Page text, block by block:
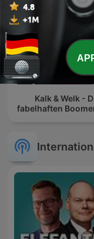
Kalk & Welk -
fabelhaften